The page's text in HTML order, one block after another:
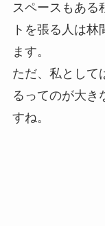
スペースもある
トを張る人は
ます。
ただ、私として
るってのが大き
すね。